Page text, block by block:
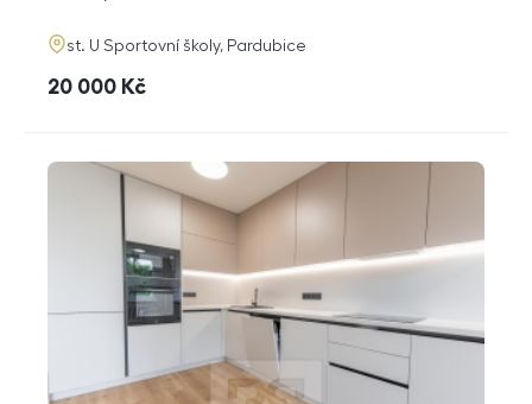
adresa
st. U Sportovní školy, Pardubice
cena
20 000 Kč